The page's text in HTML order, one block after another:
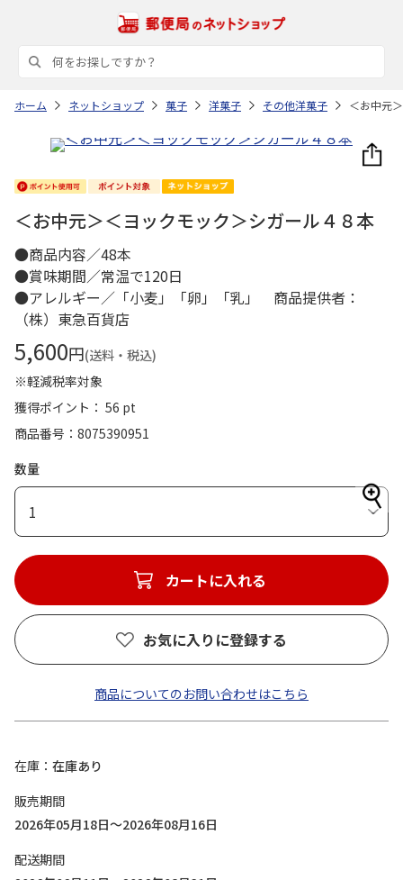
ホーム ネットショップ 菓子 洋菓子 その他洋菓子 ＜お中元
＜お中元＞＜ヨックモック＞シガール４８本
●商品内容／48本
●賞味期間／常温で120日
●アレルギー／「小麦」「卵」「乳」 商品提供者：
（株）東急百貨店
5,600円(送料・税込)
※軽減税率対象
獲得ポイント： 56 pt
商品番号
8075390951
数量
1
カートに入れる
お気に入りに登録する
商品についてのお問い合わせはこちら
在庫
在庫あり
販売期間
2026年05月18日～2026年08月16日
配送期間